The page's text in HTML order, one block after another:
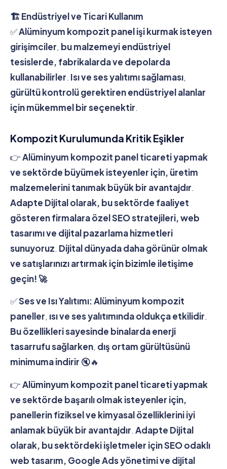
🏗 Endüstriyel ve Ticari Kullanım
✅Alüminyum kompozit panel işi kurmak isteyen
girişimciler, bu malzemeyi endüstriyel
tesislerde, fabrikalarda ve depolarda
kullanabilirler. Isı ve ses yalıtımı sağlaması,
gürültü kontrolü gerektiren endüstriyel alanlar
için mükemmel bir seçenektir.
Kompozit Kurulumunda Kritik Eşikler
👉Alüminyum kompozit panel ticareti yapmak
ve sektörde büyümek isteyenler için, üretim
malzemelerini tanımak büyük bir avantajdır.
Adapte Dijital olarak, bu sektörde faaliyet
gösteren firmalara özel SEO stratejileri, web
tasarımı ve dijital pazarlama hizmetleri
sunuyoruz. Dijital dünyada daha görünür olmak
ve satışlarınızı artırmak için bizimle iletişime
geçin! 🚀
✅Ses ve Isı Yalıtımı:Alüminyum kompozit
paneller, ısı ve ses yalıtımında oldukça etkilidir.
Bu özellikleri sayesinde binalarda enerji
tasarrufu sağlarken, dış ortam gürültüsünü
minimuma indirir 🔇🔥
👉Alüminyum kompozit panel ticareti yapmak
ve sektörde başarılı olmak isteyenler için,
panellerin fiziksel ve kimyasal özelliklerini iyi
anlamak büyük bir avantajdır. Adapte Dijital
olarak, bu sektördeki işletmeler için SEO odaklı
web tasarım, Google Ads yönetimi ve dijital